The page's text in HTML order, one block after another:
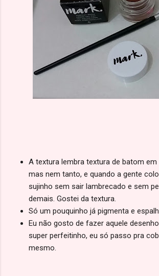
A textura lembra textura de batom
mas nem tanto, e quando a gente
sujinho sem sair lambrecado e sem
demais. Gostei da textura.
Só um pouquinho já pigmenta e
Eu não gosto de fazer aquele
super perfeitinho, eu só passo pra
mesmo.